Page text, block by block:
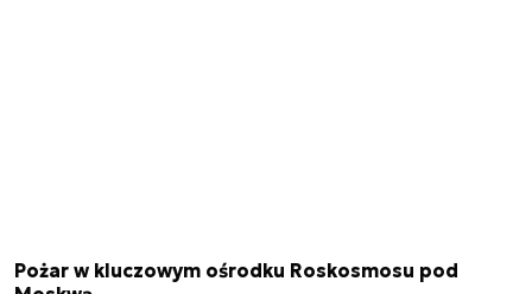
Pożar w kluczowym ośrodku Roskosmosu pod